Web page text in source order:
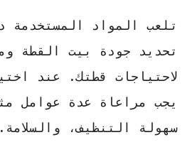
تلعب المواد المستخدمة
تحديد جودة بيت القطة
لاحتياجات قطتك. عند
يجب مراعاة عدة عوامل
سهولة التنظيف، والسلامة.